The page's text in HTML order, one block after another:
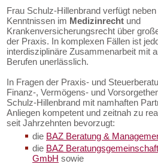
Frau Schulz-Hillenbrand verfügt
Kenntnissen im Medizinrecht und
Krankenversicherungsrecht über
der Praxis. In komplexen Fällen ist
interdisziplinäre Zusammenarbeit mit
Berufen unerlässlich.
In Fragen der Praxis- und
Finanz-, Vermögens- und
Schulz-Hillenbrand mit namhaften
Anliegen kompetent und zeitnah zu
seit Jahrzehnten bevorzugt:
die BAZ Beratung &
die BAZ
GmbH sowie